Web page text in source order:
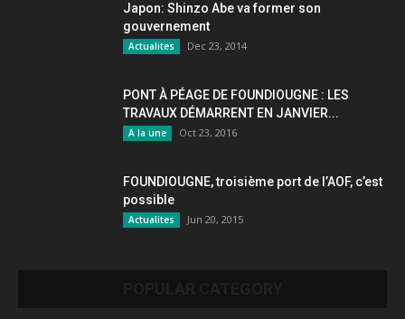
Japon: Shinzo Abe va former son
gouvernement
Actualites Dec 23, 2014
PONT À PÉAGE DE FOUNDIOUGNE : LES
TRAVAUX DÉMARRENT EN JANVIER...
A la une Oct 23, 2016
FOUNDIOUGNE, troisième port de l’AOF, c’est
possible
Actualites Jun 20, 2015